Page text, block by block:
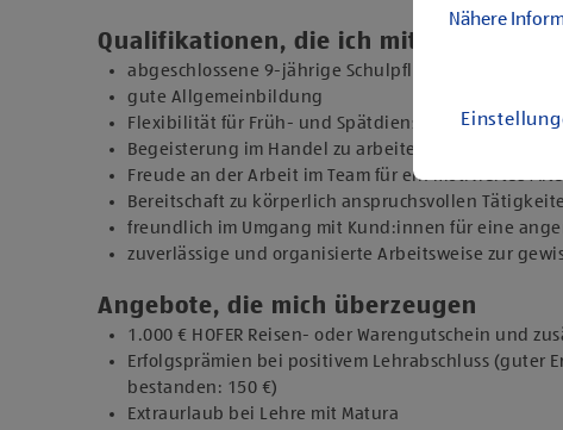
Qualifikationen, die ich mitbringe
abgeschlossene 9-jährige Schulpflicht
gute Allgemeinbildung
Flexibilität für Früh- und Spätdienste (Montag bis
Begeisterung im Handel zu arbeiten und den
Freude an der Arbeit im Team für ein motiviertes
Bereitschaft zu körperlich anspruchsvollen
freundlich im Umgang mit Kund:innen für eine
zuverlässige und organisierte Arbeitsweise zur
Angebote, die mich überzeugen
1.000 € HOFER Reisen- oder Warengutschein und
Erfolgsprämien bei positivem Lehrabschluss (guter
bestanden: 150 €)
Extraurlaub bei Lehre mit Matura
Nähere